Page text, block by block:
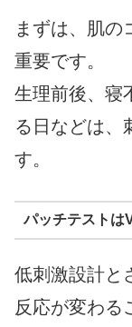
まずは、肌の
重要です。
生理前後、寝
る日などは、
す。
パッチテストは
低刺激設計と
反応が変わる